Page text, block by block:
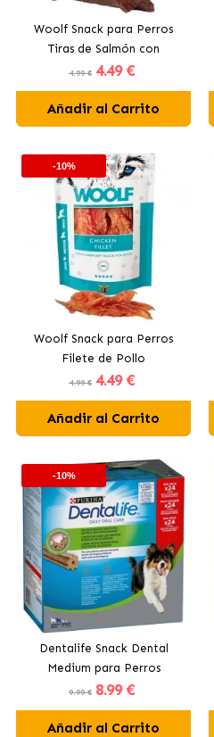
Woolf Snack para Perros
Tiras de Salmón con
Zanahoria
4.99 € 4.49 €
Añadir al Carrito
-10%
Woolf Snack para Perros
Filete de Pollo
4.99 € 4.49 €
Añadir al Carrito
-10%
Dentalife Snack Dental
Medium para Perros
Medianos de 12 a 25 kg
9.99 € 8.99 €
Añadir al Carrito